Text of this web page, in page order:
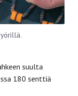
suulta
180 senttiä